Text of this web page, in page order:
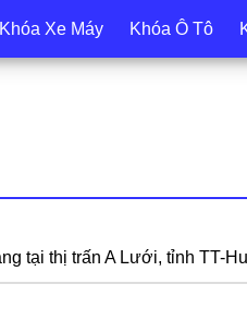
Khóa Xe Máy Khóa Ô Tô
tại thị trấn A Lưới, tỉnh TT-